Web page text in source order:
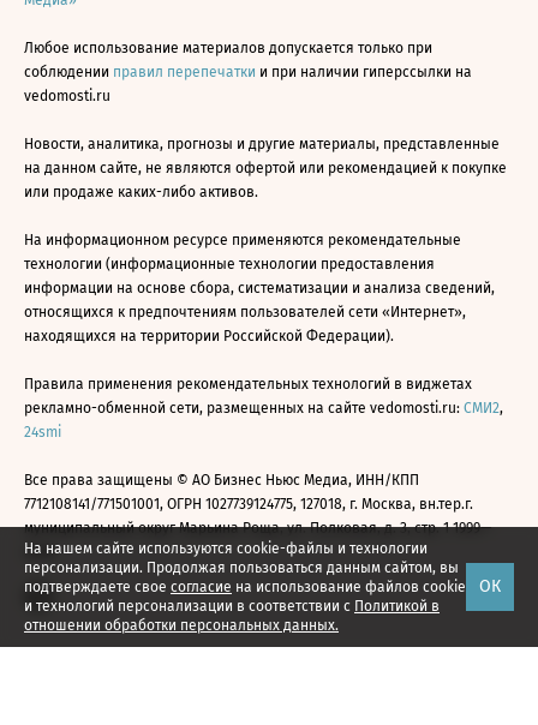
На нашем сайте используются cookie-файлы и технологии
персонализации. Продолжая пользоваться данным сайтом, вы
подтверждаете свое согласие на использование файлов cookie
и технологий персонализации в соответствии с Политикой в
отношении обработки персональных данных.
ОК
Любое использование материалов допускается только при
соблюдении правил перепечатки и при наличии гиперссылки на
vedomosti.ru
Новости, аналитика, прогнозы и другие материалы, представленные
на данном сайте, не являются офертой или рекомендацией к покупке
или продаже каких-либо активов.
На информационном ресурсе применяются рекомендательные
технологии (информационные технологии предоставления
информации на основе сбора, систематизации и анализа сведений,
относящихся к предпочтениям пользователей сети «Интернет»,
находящихся на территории Российской Федерации).
Правила применения рекомендательных технологий в виджетах
рекламно-обменной сети, размещенных на сайте vedomosti.ru: СМИ2,
24smi
Все права защищены © АО Бизнес Ньюс Медиа, ИНН/КПП
7712108141/771501001, ОГРН 1027739124775, 127018, г. Москва, вн.тер.г.
муниципальный округ Марьина Роща, ул. Полковая, д. 3, стр. 1 1999—
2026